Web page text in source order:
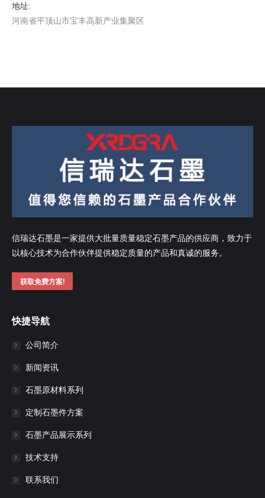
地址:
河南省平顶山市宝丰高新产业集聚区
信瑞达石墨是一家提供大批量质量稳定石墨产品的供应商，致力于
以核心技术为合作伙伴提供稳定质量的产品和真诚的服务。
获取免费方案!
快捷导航
公司简介
新闻资讯
石墨原材料系列
定制石墨件方案
石墨产品展示系列
技术支持
联系我们